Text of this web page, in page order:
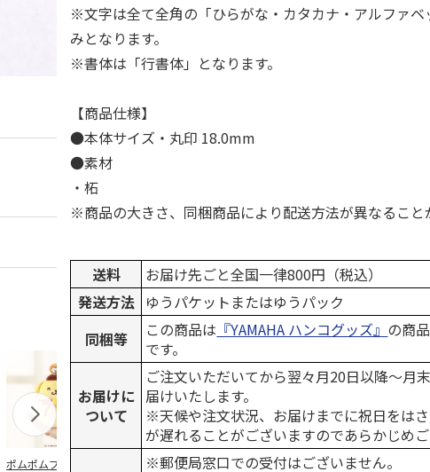
ポムポムプリン30th
ポムポムプリン30th
水森亜土／ステッカ
リラックマ／マ
※文字は全て全角の「ひらがな・カタカナ・アルファベ
みとなります。
※書体は「行書体」となります。
【商品仕様】
●本体サイズ・丸印 18.0mm
●素材
・柘
※商品の大きさ、同梱商品により配送方法が異なること
送料
お届け先ごと全国一律800円（税込）
発送方法 ゆうパケットまたはゆうパック
同梱等
この商品は 『YAMAHA ハンコグッズ』 の商
です。
お届けに
ついて
ご注文いただいてから翌々月20日以降～月
届けいたします。
※天候や注文状況、お届けまでに祝日をは
が遅れることがございますのであらかじめご
※郵便局窓口での受付はございません。